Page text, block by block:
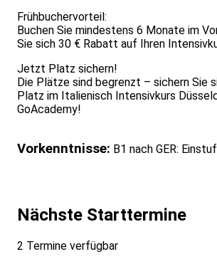
Frühbuchervorteil:
Buchen Sie mindestens 6 Monate im
Sie sich 30 € Rabatt auf Ihren
Jetzt Platz sichern!
Die Plätze sind begrenzt – sichern Sie
Platz im Italienisch Intensivkurs
GoAcademy!
Vorkenntnisse: B1 nach GER:
Nächste Starttermine
2 Termine verfügbar